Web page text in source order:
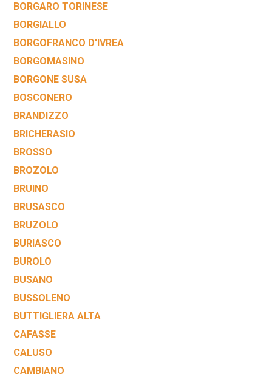
BORGARO TORINESE
BORGIALLO
BORGOFRANCO D'IVREA
BORGOMASINO
BORGONE SUSA
BOSCONERO
BRANDIZZO
BRICHERASIO
BROSSO
BROZOLO
BRUINO
BRUSASCO
BRUZOLO
BURIASCO
BUROLO
BUSANO
BUSSOLENO
BUTTIGLIERA ALTA
CAFASSE
CALUSO
CAMBIANO